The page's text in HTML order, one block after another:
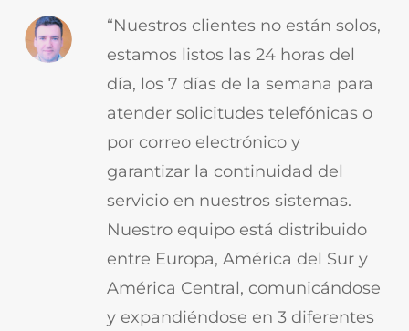
“Nuestros clientes no están solos,
estamos listos las 24 horas del
día, los 7 días de la semana para
atender solicitudes telefónicas o
por correo electrónico y
garantizar la continuidad del
servicio en nuestros sistemas.
Nuestro equipo está distribuido
entre Europa, América del Sur y
América Central, comunicándose
y expandiéndose en 3 diferentes